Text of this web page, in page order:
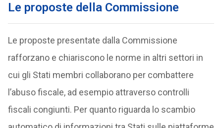
Le proposte della Commissione
Le proposte presentate dalla Commissione
rafforzano e chiariscono le norme in altri settori in
cui gli Stati membri collaborano per combattere
l’abuso fiscale, ad esempio attraverso controlli
fiscali congiunti. Per quanto riguarda lo scambio